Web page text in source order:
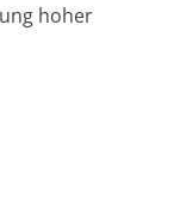
hoher